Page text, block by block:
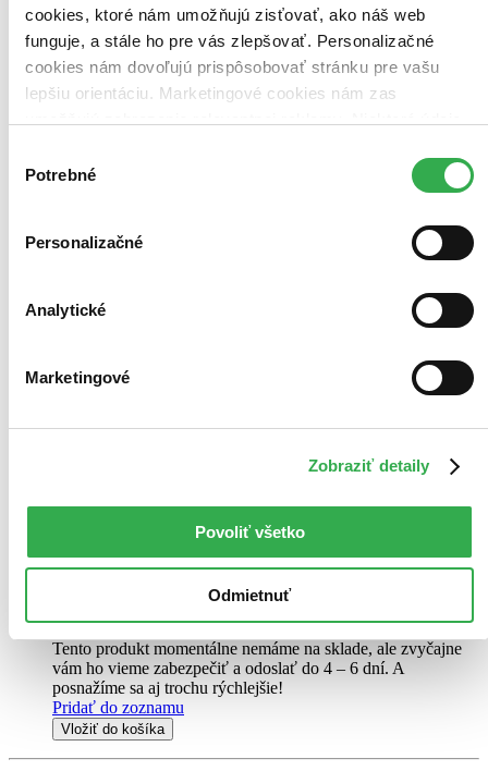
cookies, ktoré nám umožňujú zisťovať, ako náš web
funguje, a stále ho pre vás zlepšovať. Personalizačné
cookies nám dovoľujú prispôsobovať stránku pre vašu
lepšiu orientáciu. Marketingové cookies nám zas
keby sme mohli používať všetky tieto cookies. Ďakujeme!
súhlasu
Potrebné
Personalizačné
Analytické
Marketingové
Zobraziť detaily
Povoliť všetko
Odmietnuť
Byt
CZ
David Lewis
podnikání… a to skrz dveře svého bytu. Poskytováním skvělého
úkrytu pro nevěrné šéfy, sklízí ctižádostivý mladý zaměstnanec řadu
nezasloužených povýšení. A však poté, co Bud půjčí klíč velkému...
Do 4 – 6 dní
Tento produkt momentálne nemáme na sklade, ale zvyčajne
vám ho vieme zabezpečiť a odoslať do 4 – 6 dní. A
posnažíme sa aj trochu rýchlejšie!
Pridať do zoznamu
Vložiť do košíka